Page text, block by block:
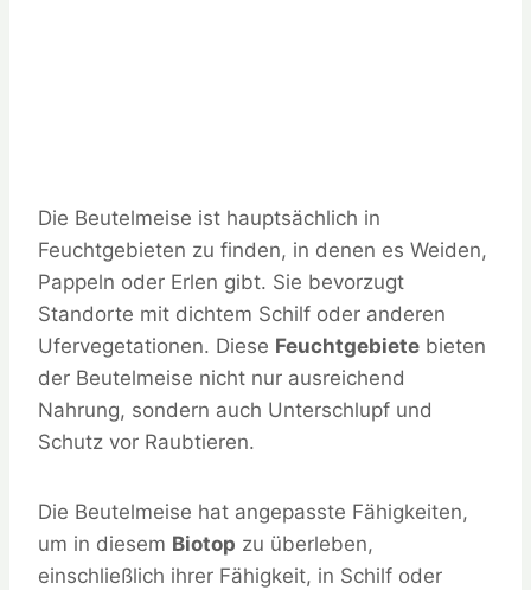
Die Beutelmeise ist hauptsächlich in
Feuchtgebieten zu finden, in denen es Weiden,
Pappeln oder Erlen gibt. Sie bevorzugt
Standorte mit dichtem Schilf oder anderen
Ufervegetationen. Diese Feuchtgebiete bieten
der Beutelmeise nicht nur ausreichend
Nahrung, sondern auch Unterschlupf und
Schutz vor Raubtieren.
Die Beutelmeise hat angepasste Fähigkeiten,
um in diesem Biotop zu überleben,
einschließlich ihrer Fähigkeit, in Schilf oder